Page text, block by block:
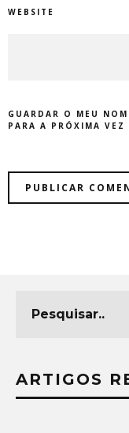
WEBSITE
GUARDAR O MEU
PARA A PRÓXIMA VEZ
ARTIGOS